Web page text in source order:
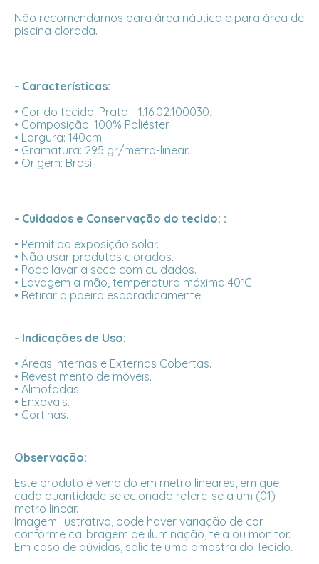
Não recomendamos para área náutica e para área de
piscina clorada.
- Características:
• Cor do tecido: Prata - 1.16.02.100030.
• Composição: 100% Poliéster.
• Largura: 140cm.
• Gramatura: 295 gr/metro-linear.
• Origem: Brasil.
- Cuidados e Conservação do tecido: :
• Permitida exposição solar.
• Não usar produtos clorados.
• Pode lavar a seco com cuidados.
• Lavagem a mão, temperatura máxima 40ºC
• Retirar a poeira esporadicamente.
- Indicações de Uso:
• Áreas Internas e Externas Cobertas.
• Revestimento de móveis.
• Almofadas.
• Enxovais.
• Cortinas.
Observação:
Este produto é vendido em metro lineares, em que
cada quantidade selecionada refere-se a um (01)
metro linear.
Imagem ilustrativa, pode haver variação de cor
conforme calibragem de iluminação, tela ou monitor.
Em caso de dúvidas, solicite uma amostra do Tecido.